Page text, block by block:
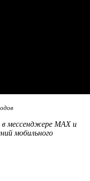
в мессенджере MAX и
мобильного